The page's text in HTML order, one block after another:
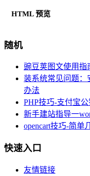
HTML 预览
随机
豌豆荚图文使用指
装系统常见问题：
办法
PHP技巧-支付宝
新手建站指导一
opencart技巧-简单
快速入口
友情链接